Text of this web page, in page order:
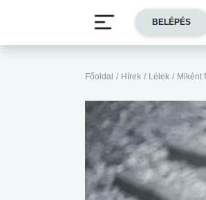
Főoldal / Hírek / Lélek / Miként
BELÉPÉS